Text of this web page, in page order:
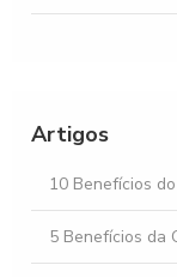
Gestão de
Artigos
10 Benefícios
5 Benefícios da